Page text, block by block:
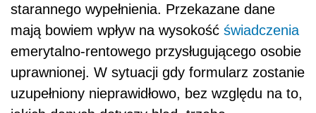
starannego wypełnienia. Przekazane dane
mają bowiem wpływ na wysokość świadczenia
emerytalno-rentowego przysługującego osobie
uprawnionej. W sytuacji gdy formularz zostanie
uzupełniony nieprawidłowo, bez względu na to,